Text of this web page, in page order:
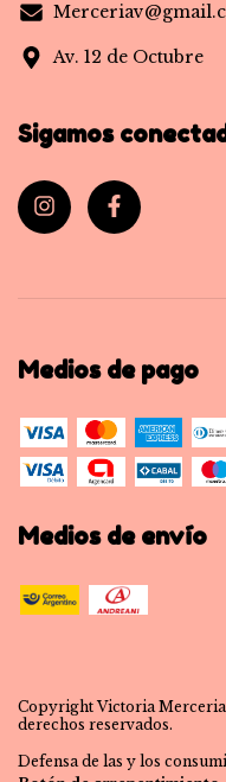
Av. 12 de Octubre
Sigamos
Medios de pago
Medios de envío
Copyright Victoria Merceria
derechos reservados.
Defensa de las y los